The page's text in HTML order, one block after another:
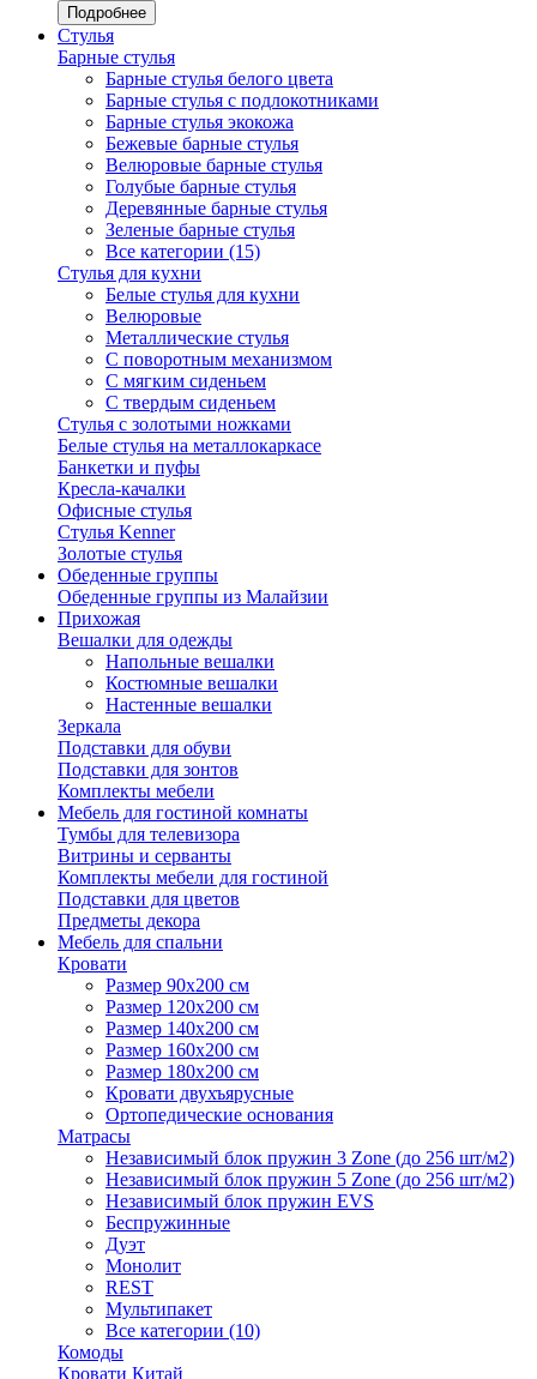
Подробнее
Стулья
Барные стулья
Барные стулья белого цвета
Барные стулья с подлокотниками
Барные стулья экокожа
Бежевые барные стулья
Велюровые барные стулья
Голубые барные стулья
Деревянные барные стулья
Зеленые барные стулья
Все категории (15)
Стулья для кухни
Белые стулья для кухни
Велюровые
Металлические стулья
С поворотным механизмом
С мягким сиденьем
С твердым сиденьем
Стулья с золотыми ножками
Белые стулья на металлокаркасе
Банкетки и пуфы
Кресла-качалки
Офисные стулья
Стулья Kenner
Золотые стулья
Обеденные группы
Обеденные группы из Малайзии
Прихожая
Вешалки для одежды
Напольные вешалки
Костюмные вешалки
Настенные вешалки
Зеркала
Подставки для обуви
Подставки для зонтов
Комплекты мебели
Мебель для гостиной комнаты
Тумбы для телевизора
Витрины и серванты
Комплекты мебели для гостиной
Подставки для цветов
Предметы декора
Мебель для спальни
Кровати
Размер 90х200 см
Размер 120х200 см
Размер 140х200 см
Размер 160х200 см
Размер 180х200 см
Кровати двухъярусные
Ортопедические основания
Матрасы
Независимый блок пружин 3 Zone (до 256 шт/м2)
Независимый блок пружин 5 Zone (до 256 шт/м2)
Независимый блок пружин EVS
Беспружинные
Дуэт
Монолит
REST
Мультипакет
Все категории (10)
Комоды
Кровати Китай